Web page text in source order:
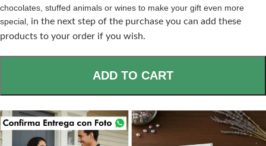
chocolates, stuffed animals or wines to make your gift even more
special, in the next step of the purchase you can add these
products to your order if you wish.
ADD TO CART